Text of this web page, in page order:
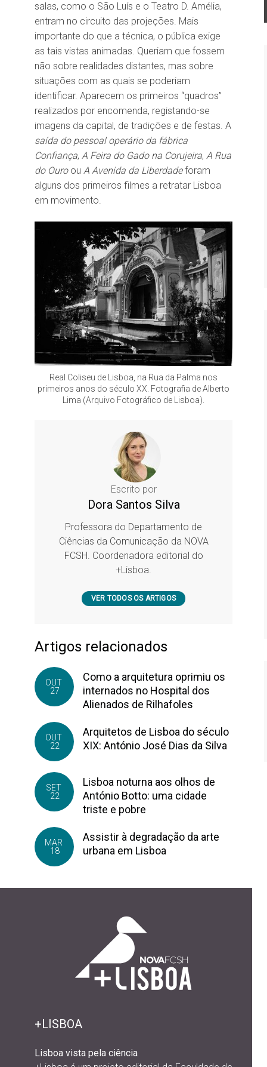
salas, como o São Luís e o Teatro D. Amélia,
entram no circuito das projeções. Mais
importante do que a técnica, o pública exige
as tais vistas animadas. Queriam que fossem
não sobre realidades distantes, mas sobre
situações com as quais se poderiam
identificar. Aparecem os primeiros “quadros”
realizados por encomenda, registando-se
imagens da capital, de tradições e de festas. A
saída do pessoal operário da fábrica
Confiança, A Feira do Gado na Corujeira, A Rua
do Ouroou A Avenida da Liberdadeforam
alguns dos primeiros filmes a retratar Lisboa
em movimento.
Real Coliseu de Lisboa, na Rua da Palma nos
primeiros anos do século XX. Fotografia de Alberto
Lima (Arquivo Fotográfico de Lisboa).
Escrito por
Dora Santos Silva
Professora do Departamento de
Ciências da Comunicação da NOVA
FCSH. Coordenadora editorial do
+Lisboa.
VER TODOS OS ARTIGOS
Artigos relacionados
OUT
27
Como a arquitetura oprimiu os
internados no Hospital dos
Alienados de Rilhafoles
OUT
22
Arquitetos de Lisboa do século
XIX: António José Dias da Silva
SET
22
Lisboa noturna aos olhos de
António Botto: uma cidade
triste e pobre
MAR
18
Assistir à degradação da arte
urbana em Lisboa
+LISBOA
Lisboa vista pela ciência